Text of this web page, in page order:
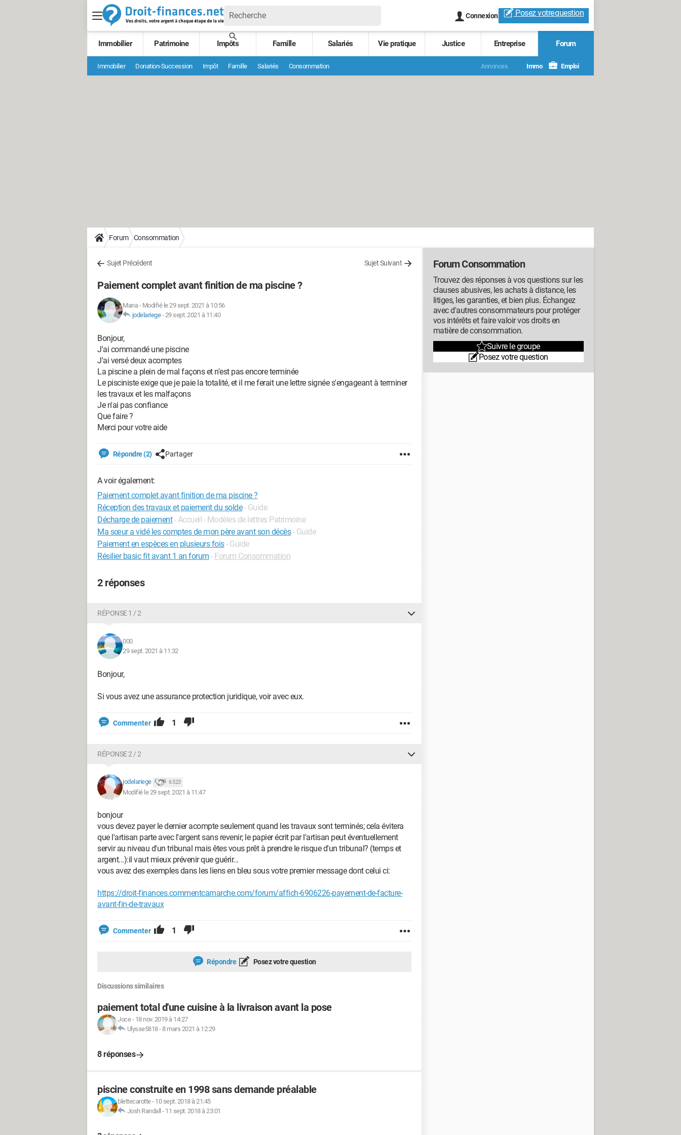
Connexion Posez votrequestion
Immobilier Patrimoine Impôts Famille Salariés Vie pratique Justice Entreprise Forum
Immobilier Donation-Succession Impôt Famille Salariés Consommation Annonces Immo Emploi
Forum Consommation
Sujet Précédent Sujet Suivant
Paiement complet avant finition de ma piscine ?
Mana- Modifié le 29 sept. 2021 à 10:56
jodelariege-29 sept. 2021 à 11:40
Bonjour,
J'ai commandé une piscine
J'ai versé deux acomptes
La piscine a plein de mal façons et n'est pas encore terminée
Le pisciniste exige que je paie la totalité, et il me ferait une lettre signée s'engageant à terminer
les travaux et les malfaçons
Je n'ai pas confiance
Que faire ?
Merci pour votre aide
Répondre (2) Partager
A voir également:
Paiement complet avant finition de ma piscine ?
Réception des travaux et paiement du solde - Guide
Décharge de paiement - Accueil - Modèles de lettres Patrimoine
Ma sœur a vidé les comptes de mon père avant son décès - Guide
Paiement en espèces en plusieurs fois- Guide
Résilier basic fit avant 1 an forum - Forum Consommation
2 réponses
RÉPONSE 1 / 2
000
29 sept. 2021 à 11:32
Bonjour,
Si vous avez une assurance protection juridique, voir avec eux.
Commenter 1
RÉPONSE 2 / 2
jodelariege 6 523
Modifié le 29 sept. 2021 à 11:47
bonjour
vous devez payer le dernier acompte seulement quand les travaux sont terminés; cela évitera
que l'artisan parte avec l'argent sans revenir; le papier écrit par l'artisan peut éventuellement
servir au niveau d'un tribunal mais êtes vous prêt à prendre le risque d'un tribunal? (temps et
argent...):il vaut mieux prévenir que guérir...
vous avez des exemples dans les liens en bleu sous votre premier message dont celui ci:
https://droit-finances.commentcamarche.com/forum/affich-6906226-payement-de-facture-
avant-fin-de-travaux
Commenter 1
Répondre Posez votre question
Discussions similaires
paiement total d'une cuisine à la livraison avant la pose
Joce- 18 nov. 2019 à 14:27
Ulysse5818-8 mars 2021 à 12:29
8 réponses
piscine construite en 1998 sans demande préalable
blettecarotte- 10 sept. 2018 à 21:45
Josh Randall - 11 sept. 2018 à 23:01
Forum Consommation
Trouvez des réponses à vos questions sur les
clauses abusives, les achats à distance, les
litiges, les garanties, et bien plus. Échangez
avec d'autres consommateurs pour protéger
vos intérêts et faire valoir vos droits en
matière de consommation.
Suivre le groupe
Posez votre question